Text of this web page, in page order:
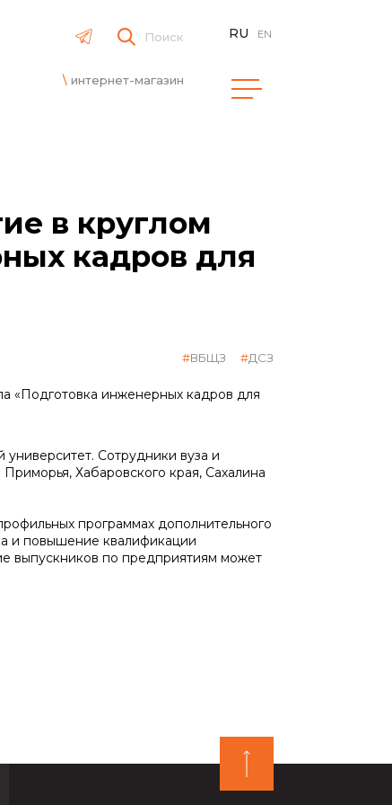
Поиск
интернет-магазин
RU EN
в круглом
кадров для
ВБЩЗ ДСЗ
«Подготовка инженерных кадров для
Сотрудники вуза и
Хабаровского края, Сахалина
программах дополнительного
и повышение квалификации
выпускников по предприятиям может